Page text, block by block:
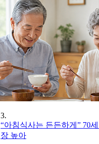
3.
“아침식사는 든든하게” 70
장 높아